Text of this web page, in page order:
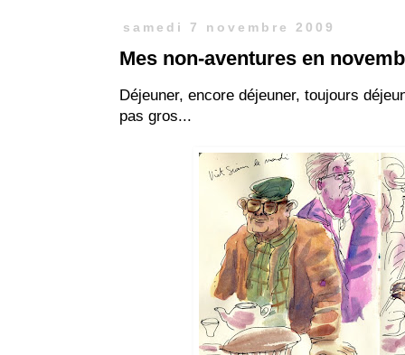
samedi 7 novembre 2009
Mes non-aventures en
Déjeuner, encore déjeuner, toujours
pas gros...